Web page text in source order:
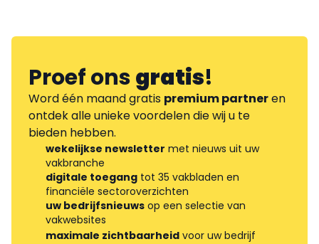
Proef onsgratis!
Word één maand gratis premium partneren
ontdek alle unieke voordelen die wij u te
bieden hebben.
wekelijkse newsletter met nieuws uit uw
vakbranche
digitale toegang tot 35 vakbladen en
financiële sectoroverzichten
uw bedrijfsnieuws op een selectie van
vakwebsites
maximale zichtbaarheid voor uw bedrijf